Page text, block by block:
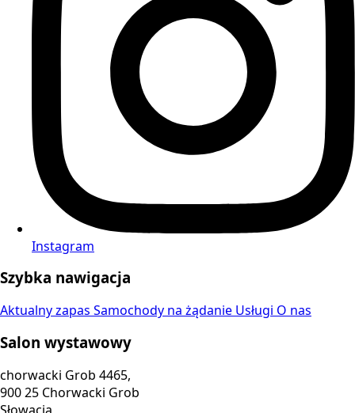
Instagram
Szybka nawigacja
Aktualny zapas Samochody na żądanie Usługi O nas
Salon wystawowy
chorwacki Grob 4465,
900 25 Chorwacki Grob